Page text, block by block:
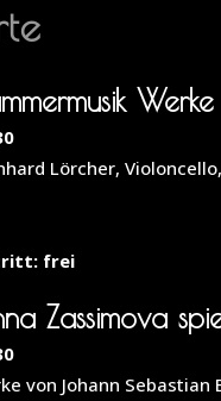
Lörcher,
frei
Zassimova
von Johann Sebastian